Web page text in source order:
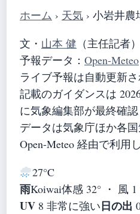
ホーム › 天気 › 小岩井農
文・ 山本 健 （主任記者）
予報データ： Open-Meteo
ライブ予報は自動更新さ
記載のガイダンスは
に気象編集部が最終確認
データは気象庁ほか各
Open-Meteo 経由で利用
27°C
雨Koiwai体感 32° ・ 風
UV 8 非常に強い日の出